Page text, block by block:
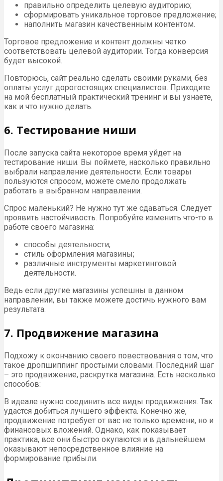
правильно определить целевую аудиторию;
сформировать уникальное торговое предложение;
наполнить магазин качественным контентом.
Торговое предложение и контент должны четко
соответствовать целевой аудитории. Тогда конверсия
будет высокой.
Повторюсь, сайт реально сделать своими руками, без
оплаты услуг дорогостоящих специалистов. Приходите
на мой бесплатный практический тренинг и вы узнаете,
как и что нужно делать.
6. Тестирование ниши
После запуска сайта некоторое время уйдет на
тестирование ниши. Вы поймете, насколько правильно
выбрали направление деятельности. Если товары
пользуются спросом, можете смело продолжать
работать в выбранном направлении.
Спрос маленький? Не нужно тут же сдаваться. Следует
проявить настойчивость. Попробуйте изменить что-то в
работе своего магазина:
способы деятельности;
стиль оформления магазины;
различные инструменты маркетинговой
деятельности.
Ведь если другие магазины успешны в данном
направлении, вы также можете достичь нужного вам
результата.
7. Продвижение магазина
Подхожу к окончанию своего повествования о том, что
такое дропшиппинг простыми словами. Последний шаг
– это продвижение, раскрутка магазина. Есть несколько
способов:
В идеале нужно соединить все виды продвижения. Так
удастся добиться лучшего эффекта. Конечно же,
продвижение потребует от вас не только времени, но и
финансовых вложений. Однако, как показывает
практика, все они быстро окупаются и в дальнейшем
оказывают непосредственное влияние на
формирование прибыли.